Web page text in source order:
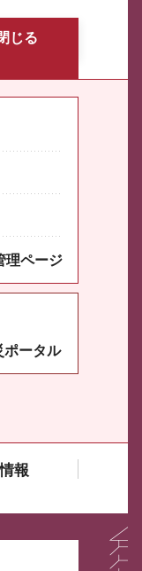
じる
理ページ
ポータル
報
があります。